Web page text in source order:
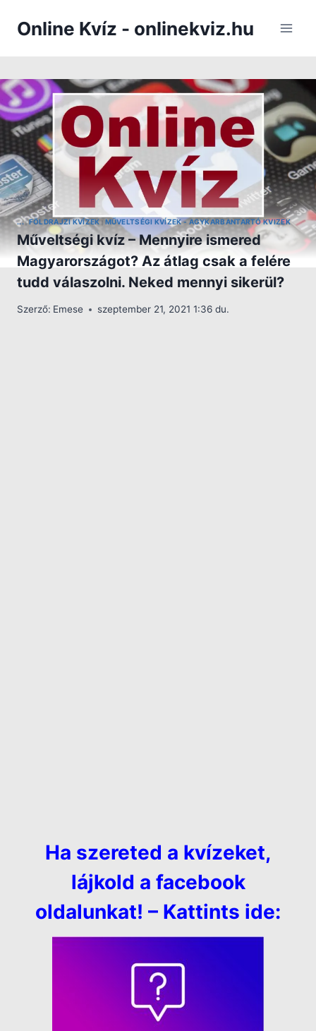
Online Kvíz - onlinekviz.hu
...|FÖLDRAJZI KVÍZEK| MŰVELTSÉGI KVÍZEK - AGYKARBANTARTÓ KVIZEK
Műveltségi kvíz – Mennyire ismered
Magyarországot? Az átlag csak a felére
tudd válaszolni. Neked mennyi sikerül?
Szerző: Emese szeptember 21, 2021 1:36 du.
Ha szereted a kvízeket,
lájkold a facebook
oldalunkat! – Kattints ide: